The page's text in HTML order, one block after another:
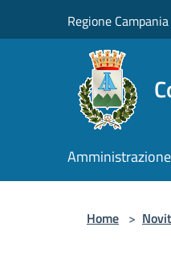
Regione Campania
Amministrazione
Home >